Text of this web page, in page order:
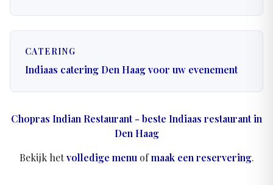
CATERING
Indiaas catering Den Haag voor uw evenement
Chopras Indian Restaurant - beste Indiaas restaurant in
Den Haag
Bekijk hetvolledige menu ofmaak een reservering.